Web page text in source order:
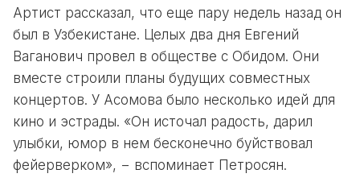
Артист рассказал, что еще пару недель назад он
был в Узбекистане. Целых два дня Евгений
Ваганович провел в обществе с Обидом. Они
вместе строили планы будущих совместных
концертов. У Асомова было несколько идей для
кино и эстрады. «Он источал радость, дарил
улыбки, юмор в нем бесконечно буйствовал
фейерверком», − вспоминает Петросян.